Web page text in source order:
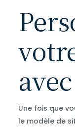
Une fois que
le modèle de